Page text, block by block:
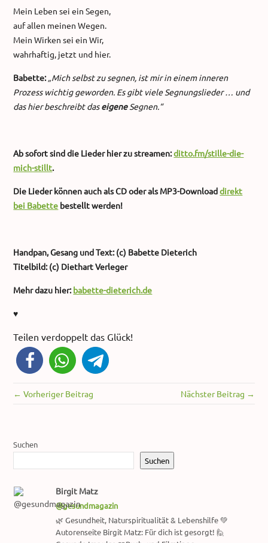
Mein Leben sei ein Segen,
auf allen meinen Wegen.
Mein Wirken sei ein Wir,
wahrhaftig, jetzt und hier.
Babette:„Mich selbst zu segnen, ist mir in einem inneren
Prozess wichtig geworden. Es gibt viele Segnungslieder … und
das hier beschreibt daseigeneSegnen.“
Ab sofort sind die Lieder hier zu streamen:ditto.fm/stille-die-
mich-stillt.
Die Lieder können auch als CD oder als MP3-Downloaddirekt
bei Babette bestellt werden!
Handpan, Gesang und Text: (c) Babette Dieterich
Titelbild: (c) Diethart Verleger
Mehr dazu hier:babette-dieterich.de
♥
Teilen verdoppelt das Glück!
← Vorheriger Beitrag Nächster Beitrag →
Suchen
Suchen
Birgit Matz
@gesundmagazin
🌿 Gesundheit, Naturspiritualität & Lebenshilfe 💚
Autorenseite Birgit Matz: Für dich ist gesorgt! 🙋